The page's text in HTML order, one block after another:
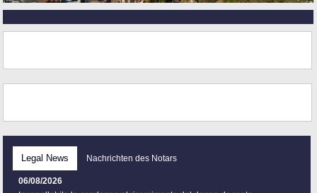
Legal News Nachrichten des Notars
06/08/2026